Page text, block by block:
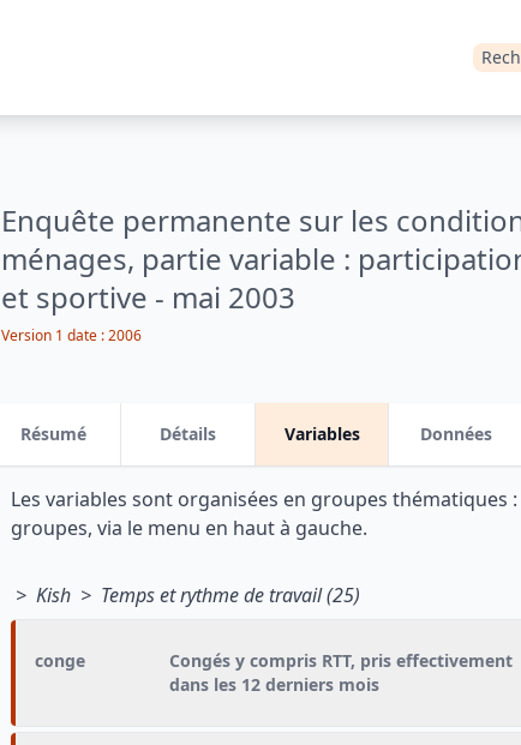
Enquête permanente sur les
ménages, partie variable :
et sportive - mai 2003
Version 1 date : 2006
Résumé Détails Variables Données
Les variables sont organisées en groupes thématiques
groupes, via le menu en haut à gauche.
> Kish > Temps et rythme de travail (25)
conge
Congés y compris RTT, pris effectivement
dans les 12 derniers mois